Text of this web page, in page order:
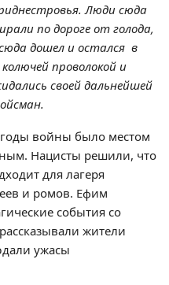
Люди сюда
по дороге от голода,
дошел и остался в
проволокой и
своей дальнейшей
войны было местом
Нацисты решили, что
для лагеря
и ромов. Ефим
события со
жители
ужасы